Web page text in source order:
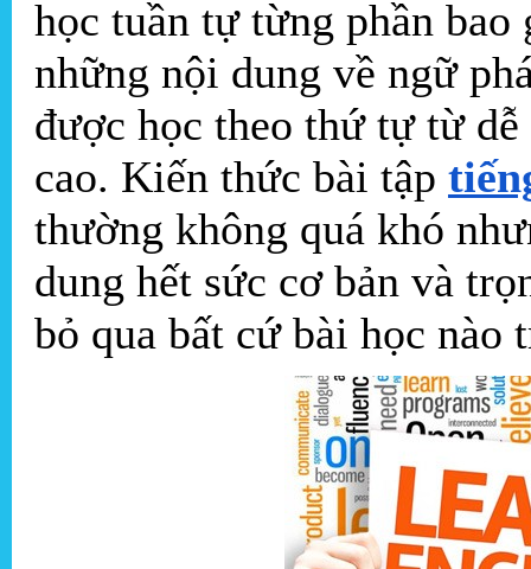
học tuần tự từng phần
những nội dung về ngữ
được học theo thứ tự từ
cao. Kiến thức bài tập
thường không quá khó
dung hết sức cơ bản và
bỏ qua bất cứ bài học nào